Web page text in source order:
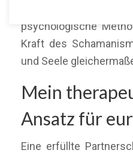
psychologische
Kraft des
und Seele
Mein
Ansatz für
Eine erfüllte